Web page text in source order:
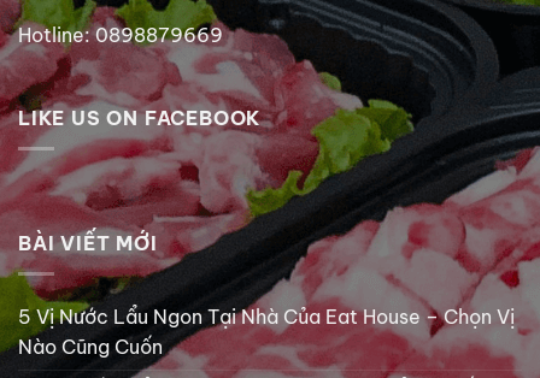
Hotline: 0898879669
LIKE US ON FACEBOOK
BÀI VIẾT MỚI
5 Vị Nước Lẩu Ngon Tại Nhà Của Eat House – Chọn Vị
Nào Cũng Cuốn